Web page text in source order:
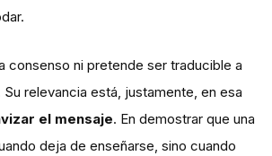
consenso ni pretende ser traducible a
relevancia está, justamente, en esa
el mensaje. En demostrar que una
deja de enseñarse, sino cuando